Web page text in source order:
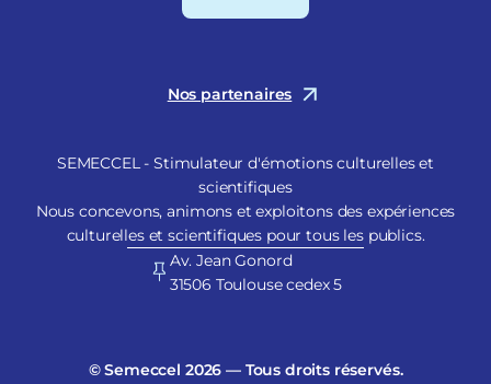
Nos partenaires
SEMECCEL - Stimulateur d'émotions culturelles et
scientifiques
Nous concevons, animons et exploitons des expériences
culturelles et scientifiques pour tous les publics.
Av. Jean Gonord
31506 Toulouse cedex 5
© Semeccel 2026 — Tous droits réservés.